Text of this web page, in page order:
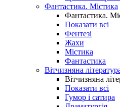
Фантастика. Містика
Фантастика.
Показати всі
Фентезі
Жахи
Містика
Фантастика
Вітчизняна
Вітчизняна
Показати всі
Гумор і сатира